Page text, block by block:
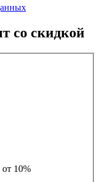
со скидкой
10%